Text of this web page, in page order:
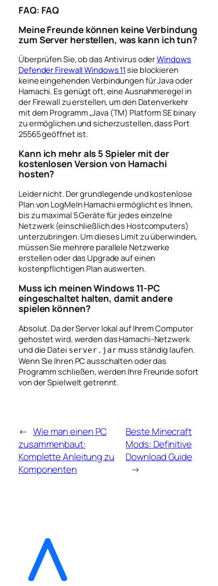
FAQ: FAQ
Meine Freunde können keine Verbindung
zum Server herstellen, was kann ich tun?
Überprüfen Sie, ob das Antivirus oderWindows
Defender Firewall Windows 11sie blockieren
keine eingehenden Verbindungen für Java oder
Hamachi. Es genügt oft, eine Ausnahmeregel in
der Firewall zu erstellen, um den Datenverkehr
mit dem Programm „Java (TM) Platform SE binary
zu ermöglichen und sicherzustellen, dass Port
25565 geöffnet ist.
Kann ich mehr als 5 Spieler mit der
kostenlosen Version von Hamachi
hosten?
Leider nicht. Der grundlegende und kostenlose
Plan von LogMeIn Hamachi ermöglicht es Ihnen,
bis zu maximal 5 Geräte für jedes einzelne
Netzwerk (einschließlich des Hostcomputers)
unterzubringen. Um dieses Limit zu überwinden,
müssen Sie mehrere parallele Netzwerke
erstellen oder das Upgrade auf einen
kostenpflichtigen Plan auswerten.
Muss ich meinen Windows 11-PC
eingeschaltet halten, damit andere
spielen können?
Absolut. Da der Server lokal auf Ihrem Computer
gehostet wird, werden das Hamachi-Netzwerk
und die Datei server.jar muss ständig laufen.
Wenn Sie Ihren PC ausschalten oder das
Programm schließen, werden Ihre Freunde sofort
von der Spielwelt getrennt.
← Wie man einen PC
zusammenbaut:
Komplette Anleitung zu
Komponenten
Beste Minecraft
Mods: Definitive
Download Guide
→